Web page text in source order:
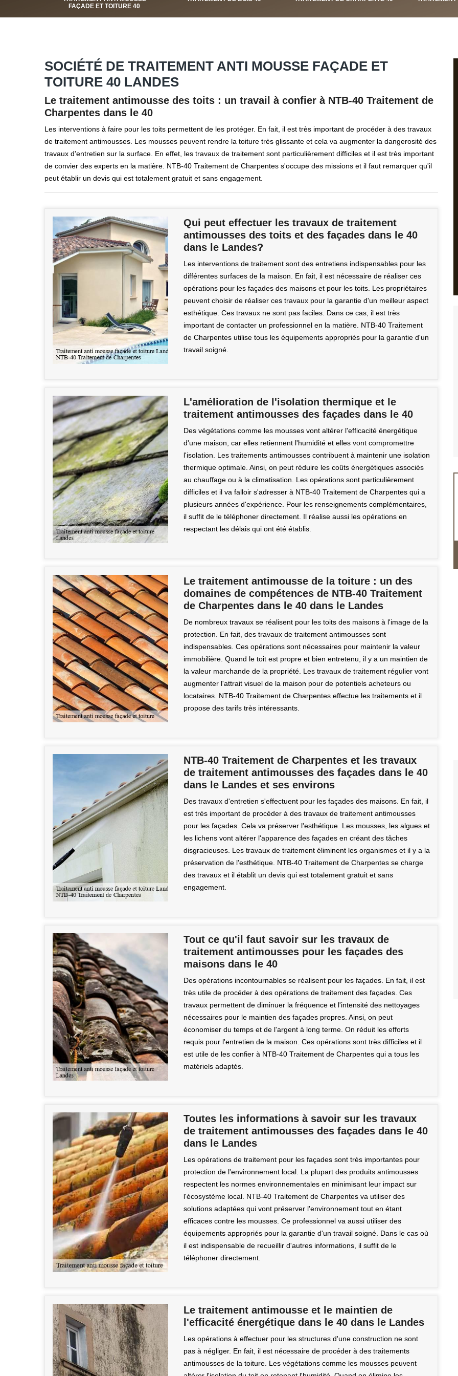
FAÇADE ET TOITURE 40
SOCIÉTÉ DE TRAITEMENT ANTI MOUSSE FAÇADE ET
TOITURE 40 LANDES
Le traitement antimousse des toits : un travail à confier à NTB-40 Traitement de
Charpentes dans le 40
Les interventions à faire pour les toits permettent de les protéger. En fait, il est très important de procéder à des travaux
de traitement antimousses. Les mousses peuvent rendre la toiture très glissante et cela va augmenter la dangerosité des
travaux d'entretien sur la surface. En effet, les travaux de traitement sont particulièrement difficiles et il est très important
de convier des experts en la matière. NTB-40 Traitement de Charpentes s'occupe des missions et il faut remarquer qu'il
peut établir un devis qui est totalement gratuit et sans engagement.
Qui peut effectuer les travaux de traitement
antimousses des toits et des façades dans le 40
dans le Landes?
Les interventions de traitement sont des entretiens indispensables pour les
différentes surfaces de la maison. En fait, il est nécessaire de réaliser ces
opérations pour les façades des maisons et pour les toits. Les propriétaires
peuvent choisir de réaliser ces travaux pour la garantie d'un meilleur aspect
esthétique. Ces travaux ne sont pas faciles. Dans ce cas, il est très
important de contacter un professionnel en la matière. NTB-40 Traitement
de Charpentes utilise tous les équipements appropriés pour la garantie d'un
travail soigné.
L'amélioration de l'isolation thermique et le
traitement antimousses des façades dans le 40
Des végétations comme les mousses vont altérer l'efficacité énergétique
d'une maison, car elles retiennent l'humidité et elles vont compromettre
l'isolation. Les traitements antimousses contribuent à maintenir une isolation
thermique optimale. Ainsi, on peut réduire les coûts énergétiques associés
au chauffage ou à la climatisation. Les opérations sont particulièrement
difficiles et il va falloir s'adresser à NTB-40 Traitement de Charpentes qui a
plusieurs années d'expérience. Pour les renseignements complémentaires,
il suffit de le téléphoner directement. Il réalise aussi les opérations en
respectant les délais qui ont été établis.
Le traitement antimousse de la toiture : un des
domaines de compétences de NTB-40 Traitement
de Charpentes dans le 40 dans le Landes
De nombreux travaux se réalisent pour les toits des maisons à l'image de la
protection. En fait, des travaux de traitement antimousses sont
indispensables. Ces opérations sont nécessaires pour maintenir la valeur
immobilière. Quand le toit est propre et bien entretenu, il y a un maintien de
la valeur marchande de la propriété. Les travaux de traitement régulier vont
augmenter l'attrait visuel de la maison pour de potentiels acheteurs ou
locataires. NTB-40 Traitement de Charpentes effectue les traitements et il
propose des tarifs très intéressants.
NTB-40 Traitement de Charpentes et les travaux
de traitement antimousses des façades dans le 40
dans le Landes et ses environs
Des travaux d'entretien s'effectuent pour les façades des maisons. En fait, il
est très important de procéder à des travaux de traitement antimousses
pour les façades. Cela va préserver l'esthétique. Les mousses, les algues et
les lichens vont altérer l'apparence des façades en créant des tâches
disgracieuses. Les travaux de traitement éliminent les organismes et il y a la
préservation de l'esthétique. NTB-40 Traitement de Charpentes se charge
des travaux et il établit un devis qui est totalement gratuit et sans
engagement.
Tout ce qu'il faut savoir sur les travaux de
traitement antimousses pour les façades des
maisons dans le 40
Des opérations incontournables se réalisent pour les façades. En fait, il est
très utile de procéder à des opérations de traitement des façades. Ces
travaux permettent de diminuer la fréquence et l'intensité des nettoyages
nécessaires pour le maintien des façades propres. Ainsi, on peut
économiser du temps et de l'argent à long terme. On réduit les efforts
requis pour l'entretien de la maison. Ces opérations sont très difficiles et il
est utile de les confier à NTB-40 Traitement de Charpentes qui a tous les
matériels adaptés.
Toutes les informations à savoir sur les travaux
de traitement antimousses des façades dans le 40
dans le Landes
Les opérations de traitement pour les façades sont très importantes pour
protection de l'environnement local. La plupart des produits antimousses
respectent les normes environnementales en minimisant leur impact sur
l'écosystème local. NTB-40 Traitement de Charpentes va utiliser des
solutions adaptées qui vont préserver l'environnement tout en étant
efficaces contre les mousses. Ce professionnel va aussi utiliser des
équipements appropriés pour la garantie d'un travail soigné. Dans le cas où
il est indispensable de recueillir d'autres informations, il suffit de le
téléphoner directement.
Le traitement antimousse et le maintien de
l'efficacité énergétique dans le 40 dans le Landes
Les opérations à effectuer pour les structures d'une construction ne sont
pas à négliger. En fait, il est nécessaire de procéder à des traitements
antimousses de la toiture. Les végétations comme les mousses peuvent